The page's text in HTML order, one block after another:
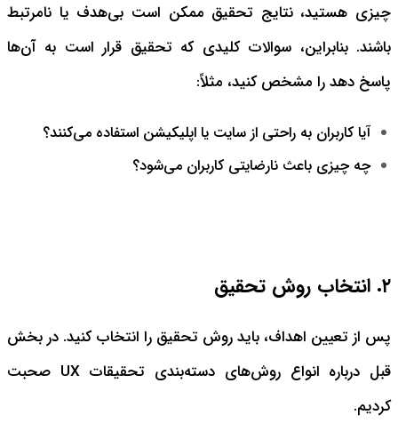
چیزی هستید، نتایج تحقیق ممکن است بی‌هدف یا نامرتبط
باشند. بنابراین، سوالات کلیدی که تحقیق قرار است به آن‌ها
پاسخ دهد را مشخص کنید، مثلاً:
آیا کاربران به راحتی از سایت یا اپلیکیشن استفاده می‌کنند؟
چه چیزی باعث نارضایتی کاربران می‌شود؟
۲. انتخاب روش تحقیق
پس از تعیین اهداف، باید روش تحقیق را انتخاب کنید. در بخش
قبل درباره انواع روش‌های دسته‌بندی تحقیقات UX صحبت
کردیم.